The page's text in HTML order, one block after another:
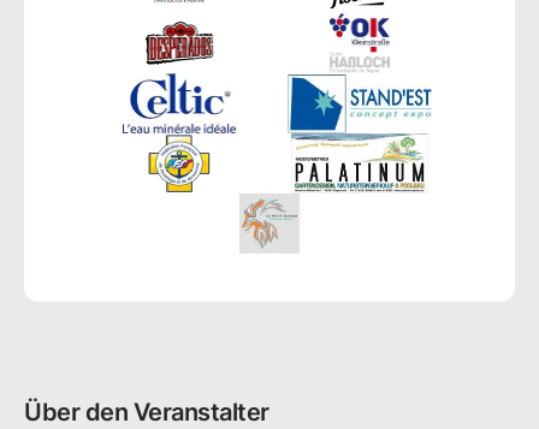
Über den Veranstalter